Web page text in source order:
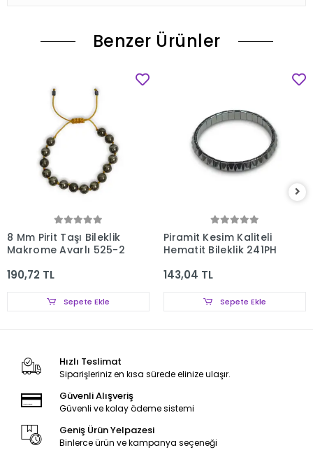
Benzer Ürünler
8 Mm Pirit Taşı Bileklik
Makrome Ayarlı 525-2
190,72 TL
Sepete Ekle
Piramit Kesim Kaliteli
Hematit Bileklik 241PH
143,04 TL
Sepete Ekle
Hızlı Teslimat
Siparişleriniz en kısa sürede elinize ulaşır.
Güvenli Alışveriş
Güvenli ve kolay ödeme sistemi
Geniş Ürün Yelpazesi
Binlerce ürün ve kampanya seçeneği